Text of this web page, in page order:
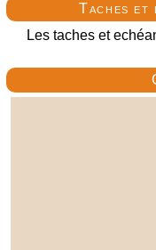
Taches et
Les taches et